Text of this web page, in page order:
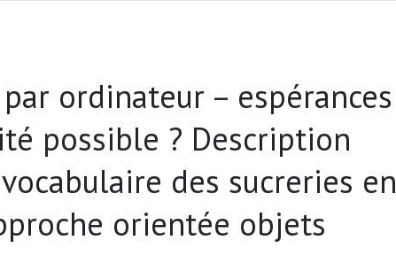
ordinateur – espérances
possible ? Description
des sucreries en
orientée objets